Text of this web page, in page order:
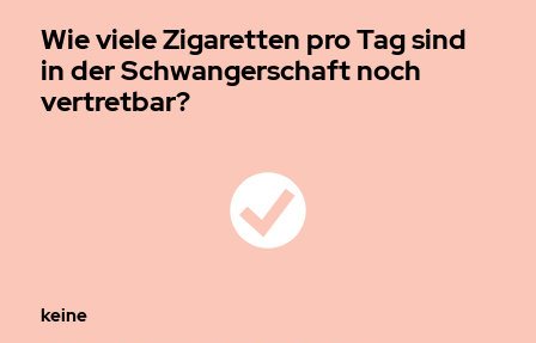
Wie viele Zigaretten pro Tag sind
in der Schwangerschaft noch
vertretbar?
keine